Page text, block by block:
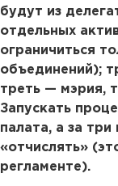
будут из
отдельных
ограничиться
объединений);
треть — мэрия,
Запускать
палата, а за
«отчислять»
регламенте).